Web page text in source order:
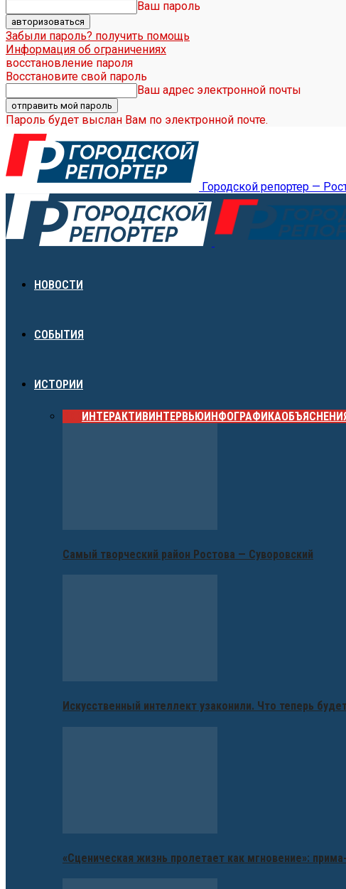
Ваш пароль
Забыли пароль? получить помощь
Информация об ограничениях
восстановление пароля
Восстановите свой пароль
Ваш адрес электронной почты
Пароль будет выслан Вам по электронной почте.
Городской репортер —
НОВОСТИ
СОБЫТИЯ
ИСТОРИИ
ИНТЕРАКТИВИНТЕРВЬЮИНФОГРАФИКА
Самый творческий район Ростова — Суворовский
Искусственный интеллект узаконили. Что теперь
«Сценическая жизнь пролетает как мгновение»: